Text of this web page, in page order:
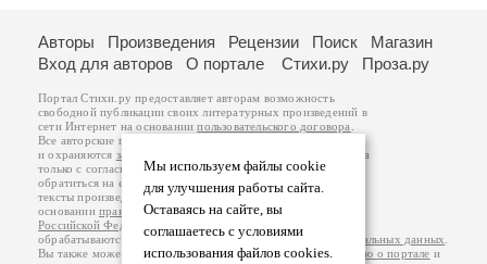
Мы используем файлы cookie
для улучшения работы сайта.
Оставаясь на сайте, вы
соглашаетесь с условиями
использования файлов cookies.
Авторы Произведения Рецензии Поиск
Магазин
Вход для авторов
О портале Стихи.ру Проза.ру
Портал Стихи.ру предоставляет авторам возможность
свободной публикации своих литературных произведений в
сети Интернет на основаниипользовательского договора
Все авторские права на произведения принадлежат авторам
и охраняются законом
. Перепечатка произведений возможна
только с согласия его автора, к которому вы можете
обратиться на его авторской странице. Ответственность за
тексты произведений авторы несут самостоятельно на
основанииправил публикацииизаконодательства
Российской Федерации
обрабатываются на основанииПолитики обработки персональных данных
Вы также можете посмотреть более подробнуюинформацию о портале и